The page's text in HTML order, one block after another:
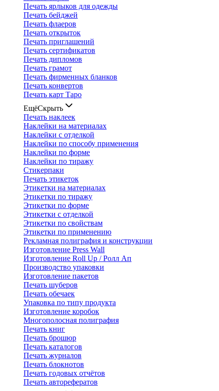
Печать ярлыков для одежды
Печать бейджей
Печать флаеров
Печать открыток
Печать приглашений
Печать сертификатов
Печать дипломов
Печать грамот
Печать фирменных бланков
Печать конвертов
Печать карт Таро
ЕщёСкрыть
Печать наклеек
Наклейки на материалах
Наклейки с отделкой
Наклейки по способу применения
Наклейки по форме
Наклейки по тиражу
Стикерпаки
Печать этикеток
Этикетки на материалах
Этикетки по тиражу
Этикетки по форме
Этикетки с отделкой
Этикетки по свойствам
Этикетки по применению
Рекламная полиграфия и конструкции
Изготовление Press Wall
Изготовление Roll Up / Ролл Ап
Производство упаковки
Изготовление пакетов
Печать шуберов
Печать обечаек
Упаковка по типу продукта
Изготовление коробок
Многополосная полиграфия
Печать книг
Печать брошюр
Печать каталогов
Печать журналов
Печать блокнотов
Печать годовых отчётов
Печать авторефератов